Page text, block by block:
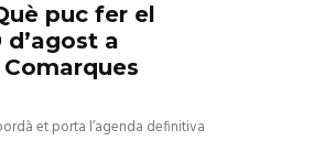
puc fer el
a
et porta l’agenda definitiva